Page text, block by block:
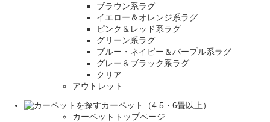
ブラウン系ラグ
イエロー＆オレンジ系ラグ
ピンク＆レッド系ラグ
グリーン系ラグ
ブルー・ネイビー＆パープル系ラグ
グレー＆ブラック系ラグ
クリア
アウトレット
カーペット（4.5・6畳以上）
カーペットトップページ